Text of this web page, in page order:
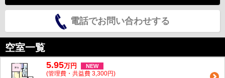
電話でお問い合わせする
空室一覧
5.95万円 NEW
(管理費・共益費 3,300円)